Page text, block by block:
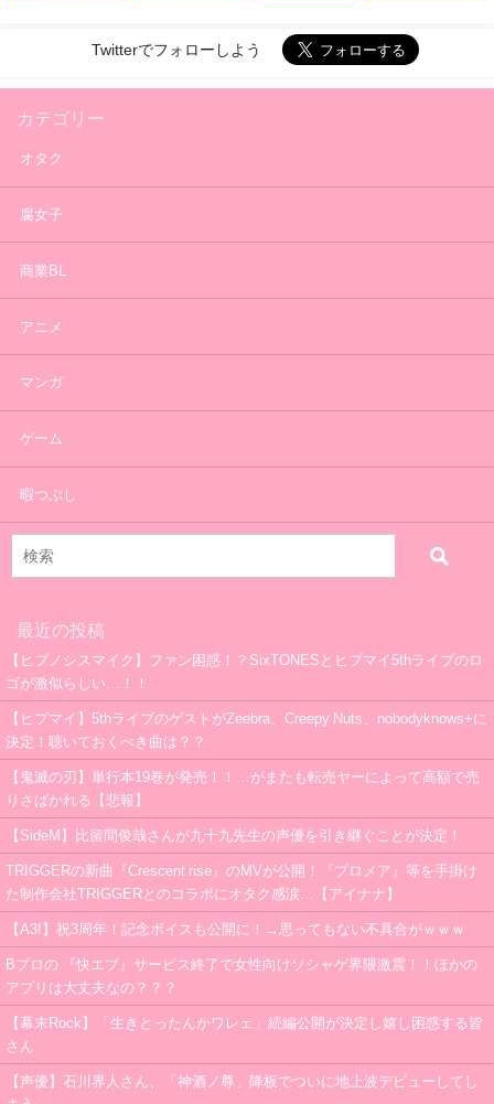
Twitterでフォローしよう
カテゴリー
オタク
腐女子
商業BL
アニメ
マンガ
ゲーム
暇つぶし
最近の投稿
【ヒプノシスマイク】ファン困惑！？SixTONESとヒプマイ5thライブのロ
ゴが激似らしい…！！
【ヒプマイ】5thライブのゲストがZeebra、Creepy Nuts、nobodyknows+に
決定！聴いておくべき曲は？？
【鬼滅の刃】単行本19巻が発売！！…がまたも転売ヤーによって高額で売
りさばかれる【悲報】
【SideM】比留間俊哉さんが九十九先生の声優を引き継ぐことが決定！
TRIGGERの新曲『Crescent rise』のMVが公開！『プロメア』等を手掛け
た制作会社TRIGGERとのコラボにオタク感涙…【アイナナ】
【A3!】祝3周年！記念ボイスも公開に！→思ってもない不具合がｗｗｗ
Bプロの 『快エブ』サービス終了で女性向けソシャゲ界隈激震！！ほかの
アプリは大丈夫なの？？？
【幕末Rock】「生きとったんかワレェ」続編公開が決定し嬉し困惑する皆
さん
【声優】石川界人さん、「神酒ノ尊」降板でついに地上波デビューしてし